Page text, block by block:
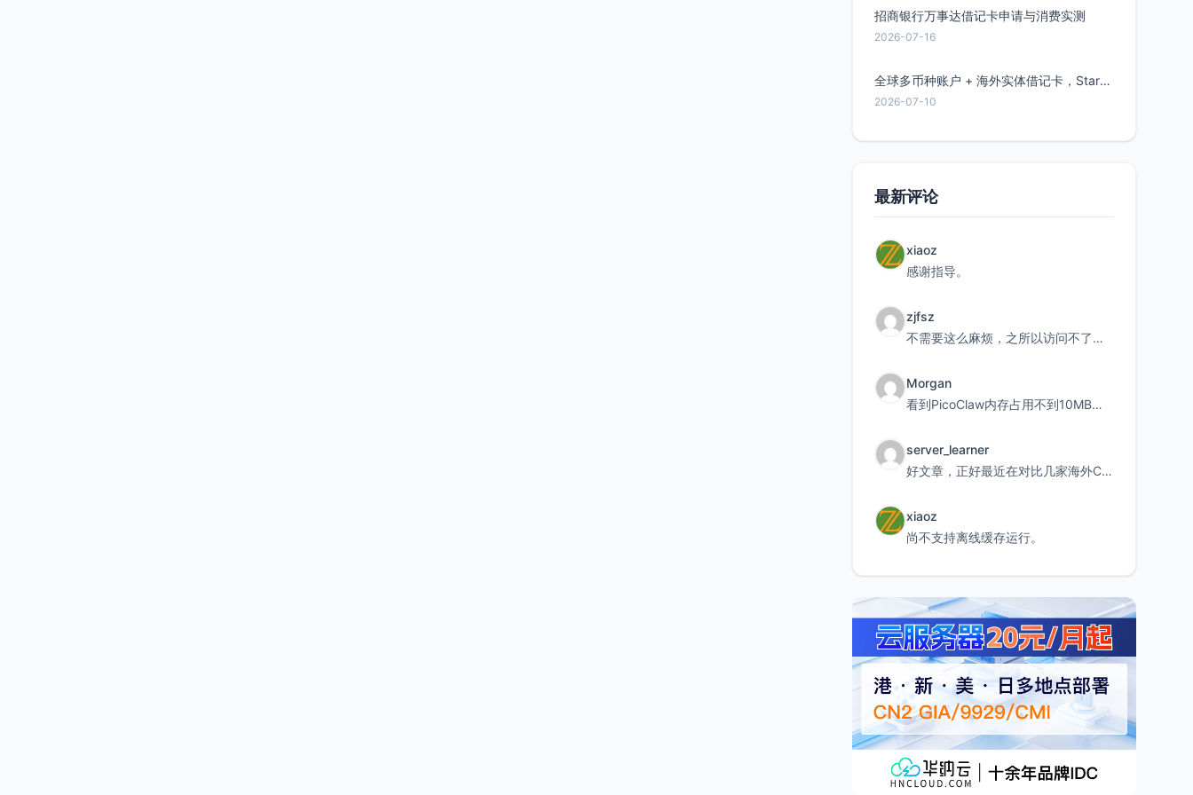
招商银行万事达借记卡申请与消费实测
2026-07-16
全球多币种账户 + 海外实体借记卡，Starryblu开户教程与注意事项
2026-07-10
最新评论
xiaoz
感谢指导。
zjfsz
不需要这么麻烦，之所以访问不了，是由于非对称路由的问题，在爱快主路由添加一条静态路由192.168.
Morgan
看到PicoClaw内存占用不到10MB这个数据真的很惊喜，确实很适合我这种想用旧设备折腾AI的小白
server_learner
好文章，正好最近在对比几家海外CDN。文中提到CF免费版不支持自定义回源端口和HOST这个痛点太真实
xiaoz
尚不支持离线缓存运行。